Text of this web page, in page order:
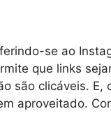
se ao
que links
são clicáveis. E,
aproveitado.